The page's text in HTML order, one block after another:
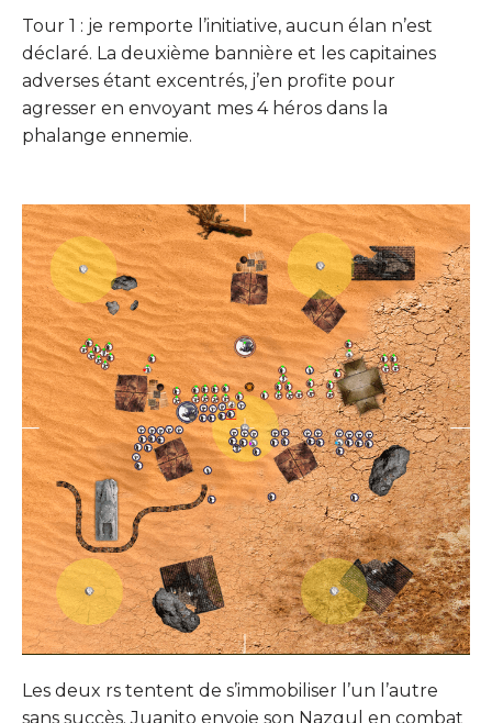
Tour 1 : je remporte l’initiative, aucun élan n’est
déclaré. La deuxième bannière et les capitaines
adverses étant excentrés, j’en profite pour
agresser en envoyant mes 4 héros dans la
phalange ennemie.
Les deux rs tentent de s’immobiliser l’un l’autre
sans succès. Juanito envoie son Nazgul en combat